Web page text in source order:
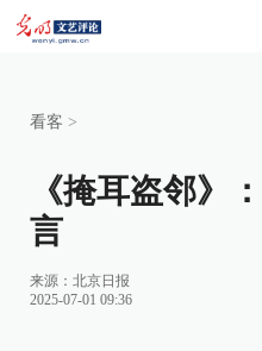
看客 >
《掩耳盗邻》
言
来源： 北京日报
2025-07-01 09:36